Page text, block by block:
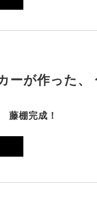
ーが作った、
藤棚完成！